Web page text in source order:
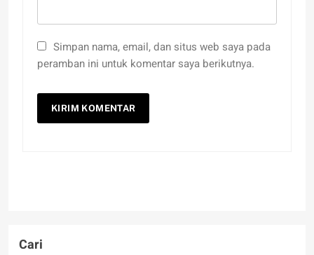
Simpan nama, email, dan situs web saya pada
peramban ini untuk komentar saya berikutnya.
Cari